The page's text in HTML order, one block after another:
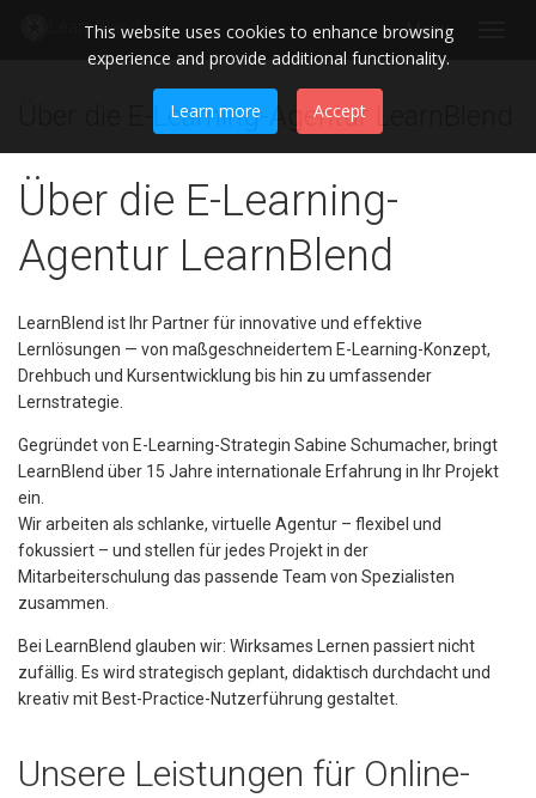
Menu
Über die E-Learning-Agentur LearnBlend
Über die E-Learning-
Agentur LearnBlend
LearnBlend ist Ihr Partner für innovative und effektive
Lernlösungen — von maßgeschneidertem E-Learning-Konzept,
Drehbuch und Kursentwicklung bis hin zu umfassender
Lernstrategie.
Gegründet von E-Learning-Strategin Sabine Schumacher, bringt
LearnBlend über 15 Jahre internationale Erfahrung in Ihr Projekt
ein.
Wir arbeiten als schlanke, virtuelle Agentur – flexibel und
fokussiert – und stellen für jedes Projekt in der
Mitarbeiterschulung das passende Team von Spezialisten
zusammen.
Bei LearnBlend glauben wir: Wirksames Lernen passiert nicht
zufällig. Es wird strategisch geplant, didaktisch durchdacht und
kreativ mit Best-Practice-Nutzerführung gestaltet.
Unsere Leistungen für Online-
This website uses cookies to enhance browsing
experience and provide additional functionality.
Learn more Accept